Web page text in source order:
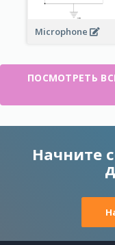
Microphone
ПОСМОТРЕТЬ
Начните